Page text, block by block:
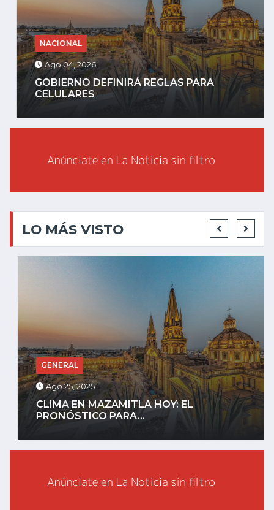
NACIONAL
Ago 04, 2026
GOBIERNO DEFINIRÁ REGLAS PARA
CELULARES
LO MÁS VISTO
GENERAL
Ago 25, 2025
CLIMA EN MAZAMITLA HOY: EL
PRONÓSTICO PARA...